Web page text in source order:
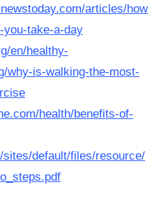
articles/how
you-take-a-day
en/healthy-
why-is-walking-the-most-
health/benefits-of-
default/files/resource/